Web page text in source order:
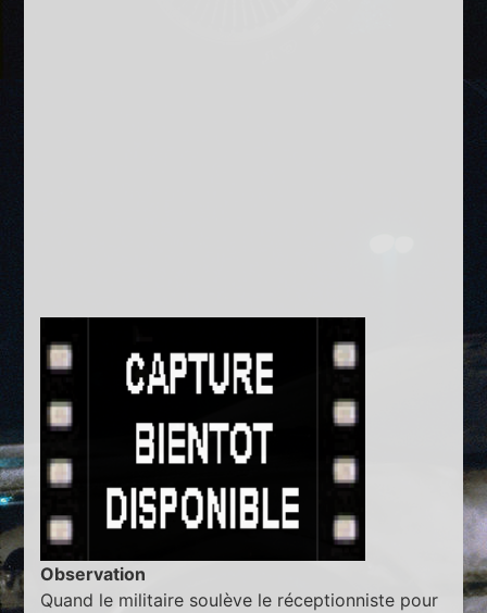
Observation
Quand le militaire soulève le réceptionniste pour